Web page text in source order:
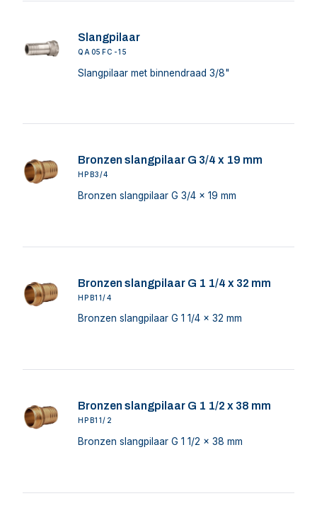
Slangpilaar
QA05FC-15
Slangpilaar met binnendraad 3/8"
Bronzen slangpilaar G 3/4 x 19 mm
HPB3/4
Bronzen slangpilaar G 3/4 x 19 mm
Bronzen slangpilaar G 1 1/4 x 32 mm
HPB11/4
Bronzen slangpilaar G 1 1/4 x 32 mm
Bronzen slangpilaar G 1 1/2 x 38 mm
HPB11/2
Bronzen slangpilaar G 1 1/2 x 38 mm